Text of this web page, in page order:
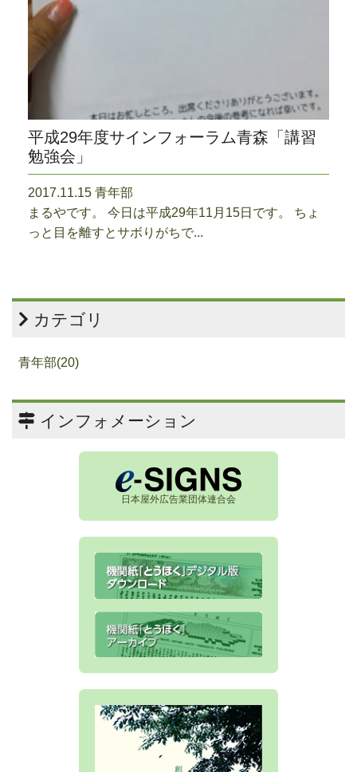
平成29年度サインフォーラム青森「講習
勉強会」
2017.11.15 青年部
まるやです。 今日は平成29年11月15日です。 ちょ
っと目を離すとサボりがちで...
カテゴリ
青年部(20)
インフォメーション
日本屋外広告業団体連合会